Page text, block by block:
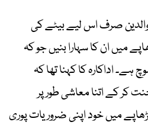
صرف اس لیے بیٹے کی
میں ان کا سہارا بنیں جو کہ
اداکارہ کا کہنا تھا کہ
کر کے اتنا معاشی طور پر
میں خود اپنی ضروریات پوری